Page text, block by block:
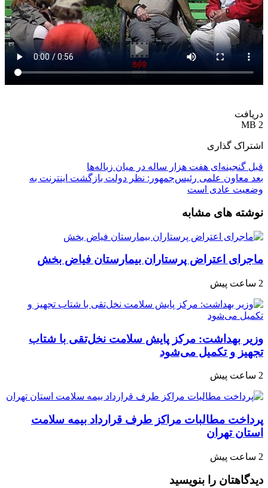
دریافت
2 MB
اشتراک گذاری
قبل گنجینه‌ای هفت هزار ساله در میان زباله‌ها
بعد معاون علمی رئیس‌جمهور: نظر دولت بازگشت اینترنت به
وضعیت عادی است
نوشته های مشابه
ماجرای اعتراض پرستاران بیمارستان فیاض بخش
2 ساعت پیش
وزیر بهداشت: مرکز پایش سلامت نخل‌تقی با شتاب
تجهیز و تکمیل می‌شود
2 ساعت پیش
پرداخت مطالبات مراکز طرف قرارداد بیمه سلامت
استان تهران
2 ساعت پیش
دیدگاهتان را بنویسید